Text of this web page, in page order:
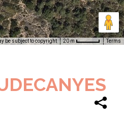
be subject to copyright 20 m Terms